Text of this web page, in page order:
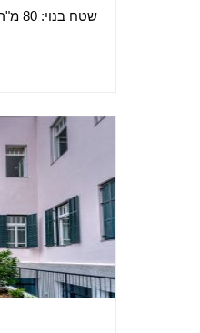
שטח בנוי: 80 מ"ר